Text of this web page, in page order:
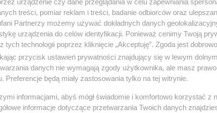
Reklama
treści, pomiar reklam i treści, badanie odbiorców oraz
Partnerzy możemy używać dokładnych danych
urządzenia do celów identyfikacji. Ponieważ cenimy Twoją
tych technologii poprzez kliknięcie „Akceptuję”. Zgoda jest
przycisk ustawień prywatności znajdujący się w lewym
danych nie wymagają zgody użytkownika, ale masz
Preferencje będą miały zastosowania tylko na tej witrynie.
informacjami, abyś mógł świadomie i komfortowo korzystać z
informacje dotyczące przetwarzania Twoich danych